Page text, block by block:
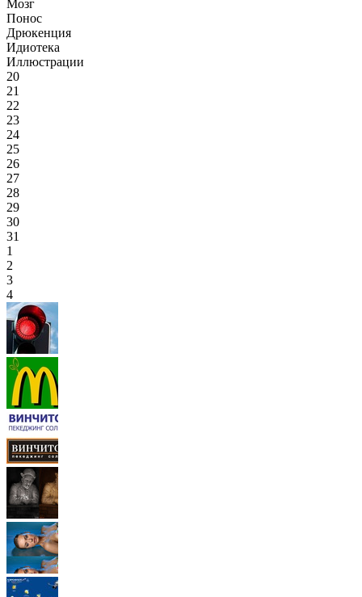
Мозг
Понос
Дрюкенция
Идиотека
Иллюстрации
20
21
22
23
24
25
26
27
28
29
30
31
1
2
3
4